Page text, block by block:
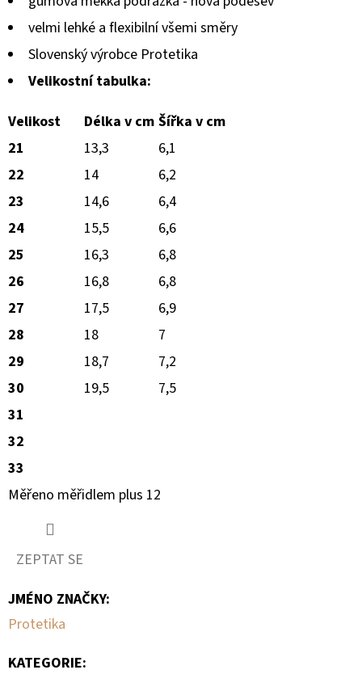
velmi lehké a flexibilní všemi směry
Slovenský výrobce Protetika
Velikostní tabulka:
Velikost
Délka v cm Šířka v cm
21
13,3
6,1
22
14
6,2
23
14,6
6,4
24
15,5
6,6
25
16,3
6,8
26
16,8
6,8
27
17,5
6,9
28
18
7
29
18,7
7,2
30
19,5
7,5
31
32
33
Měřeno měřidlem plus 12
ZEPTAT SE
JMÉNO ZNAČKY:
Protetika
KATEGORIE: